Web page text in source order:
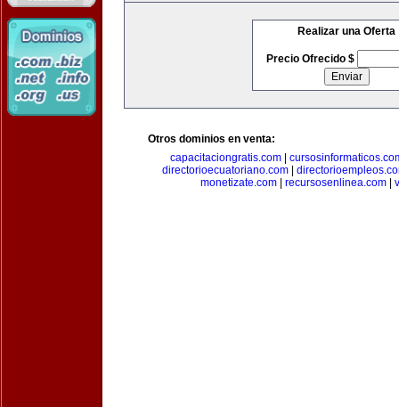
Realizar una Oferta
Precio Ofrecido $
Otros dominios en venta:
capacitaciongratis.com|
directorioecuatoriano.com
monetizate.com
recursosenlinea.com